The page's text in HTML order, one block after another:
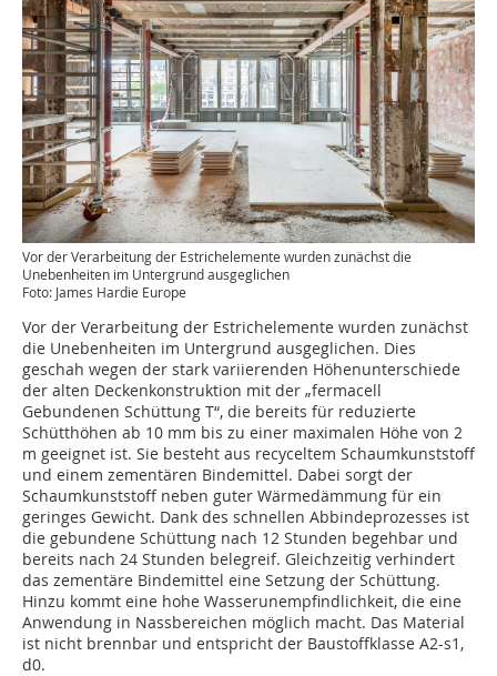
Vor der Verarbeitung der Estrichelemente wurden zunächst die
Unebenheiten im Untergrund ausgeglichen
Foto: James Hardie Europe
Vor der Verarbeitung der Estrichelemente wurden zunächst
die Unebenheiten im Untergrund ausgeglichen. Dies
geschah wegen der stark variierenden Höhenunterschiede
der alten Deckenkonstruktion mit der „fermacell
Gebundenen Schüttung T“, die bereits für reduzierte
Schütthöhen ab 10 mm bis zu einer maximalen Höhe von 2
m geeignet ist. Sie besteht aus recyceltem Schaumkunststoff
und einem zementären Bindemittel. Dabei sorgt der
Schaumkunststoff neben guter Wärmedämmung für ein
geringes Gewicht. Dank des schnellen Abbindeprozesses ist
die gebundene Schüttung nach 12 Stunden begehbar und
bereits nach 24 Stunden belegreif. Gleichzeitig verhindert
das zementäre Bindemittel eine Setzung der Schüttung.
Hinzu kommt eine hohe Wasserunempfindlichkeit, die eine
Anwendung in Nassbereichen möglich macht. Das Material
ist nicht brennbar und entspricht der Baustoffklasse A2-s1,
d0.